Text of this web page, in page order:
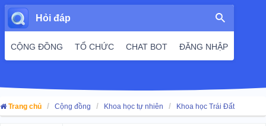
Hỏi đáp
CỘNG ĐỒNG TỔ CHỨC CHAT BOT ĐĂNG NHẬP
Trang chủ Cộng đồng Khoa học tự nhiên Khoa học Trái Đất